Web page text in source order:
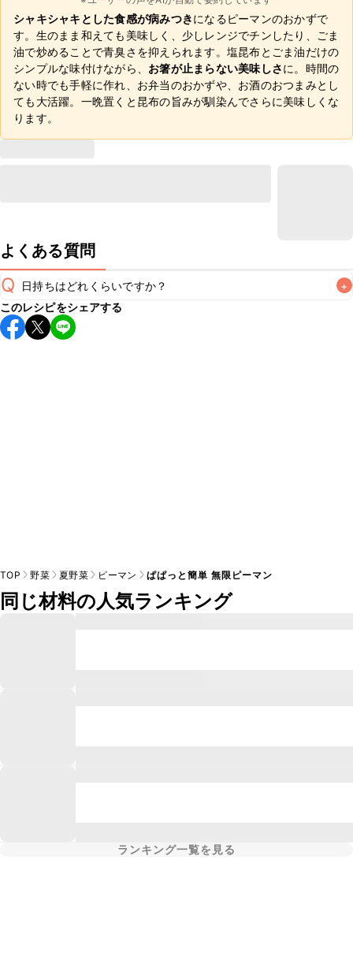
シャキシャキとした食感が病みつきになるピーマンのおかずで
す。生のまま和えても美味しく、少しレンジでチンしたり、ごま
油で炒めることで青臭さを抑えられます。塩昆布とごま油だけの
シンプルな味付けながら、 お箸が止まらない美味しさに。時間の
ない時でも手軽に作れ、お弁当のおかずや、お酒のおつまみとし
ても大活躍。一晩置くと昆布の旨みが馴染んでさらに美味しくな
ります。
よくある質問
Q 日持ちはどれくらいですか？ +
保存期間は冷蔵で当日中が目安です。なるべくお早めにお召
し上がりください。
このレシピをシェアする
TOP 野菜 夏野菜 ピーマン ぱぱっと簡単 無限ピーマン
同じ材料の人気ランキング
ランキング一覧を見る